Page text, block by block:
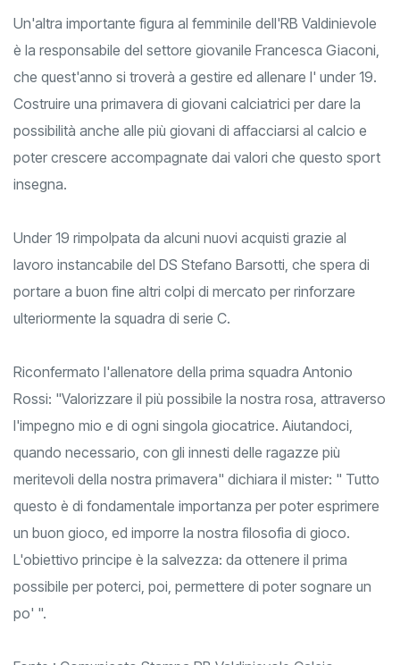
Un'altra importante figura al femminile dell'RB Valdinievole
è la responsabile del settore giovanile Francesca Giaconi,
che quest'anno si troverà a gestire ed allenare l' under 19.
Costruire una primavera di giovani calciatrici per dare la
possibilità anche alle più giovani di affacciarsi al calcio e
poter crescere accompagnate dai valori che questo sport
insegna.
Under 19 rimpolpata da alcuni nuovi acquisti grazie al
lavoro instancabile del DS Stefano Barsotti, che spera di
portare a buon fine altri colpi di mercato per rinforzare
ulteriormente la squadra di serie C.
Riconfermato l'allenatore della prima squadra Antonio
Rossi: "Valorizzare il più possibile la nostra rosa, attraverso
l'impegno mio e di ogni singola giocatrice. Aiutandoci,
quando necessario, con gli innesti delle ragazze più
meritevoli della nostra primavera" dichiara il mister: " Tutto
questo è di fondamentale importanza per poter esprimere
un buon gioco, ed imporre la nostra filosofia di gioco.
L'obiettivo principe è la salvezza: da ottenere il prima
possibile per poterci, poi, permettere di poter sognare un
po' ".